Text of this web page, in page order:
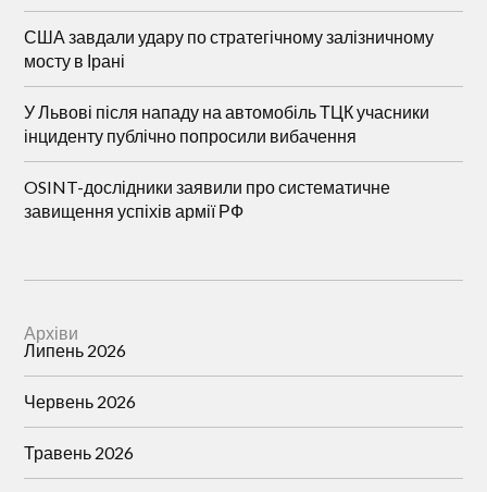
США завдали удару по стратегічному залізничному
мосту в Ірані
У Львові після нападу на автомобіль ТЦК учасники
інциденту публічно попросили вибачення
OSINT-дослідники заявили про систематичне
завищення успіхів армії РФ
Архіви
Липень 2026
Червень 2026
Травень 2026